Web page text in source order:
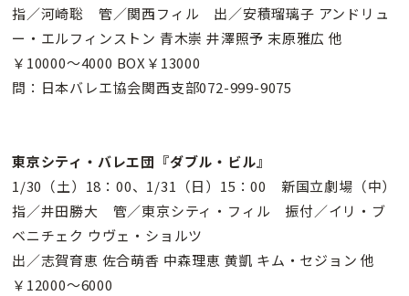
指／河崎聡 管／関西フィル 出／安積瑠璃子 アンドリュ
ー・エルフィンストン 青木崇 井澤照予 末原雅広 他
￥10000〜4000 BOX￥13000
問：日本バレエ協会関西支部072-999-9075
東京シティ・バレエ団『ダブル・ビル』
1/30（土）18：00、1/31（日）15：00 新国立劇場（中）
指／井田勝大 管／東京シティ・フィル 振付／イリ・ブ
ベニチェク ウヴェ・ショルツ
出／志賀育恵 佐合萌香 中森理恵 黄凱 キム・セジョン 他
￥12000〜6000